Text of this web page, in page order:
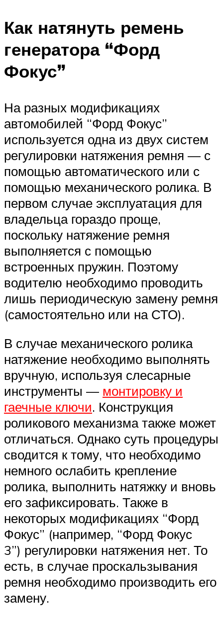
Как натянуть ремень
генератора “Форд
Фокус”
На разных модификациях
автомобилей “Форд Фокус”
используется одна из двух систем
регулировки натяжения ремня — с
помощью автоматического или с
помощью механического ролика. В
первом случае эксплуатация для
владельца гораздо проще,
поскольку натяжение ремня
выполняется с помощью
встроенных пружин. Поэтому
водителю необходимо проводить
лишь периодическую замену ремня
(самостоятельно или на СТО).
В случае механического ролика
натяжение необходимо выполнять
вручную, используя слесарные
инструменты — монтировку и
гаечные ключи. Конструкция
роликового механизма также может
отличаться. Однако суть процедуры
сводится к тому, что необходимо
немного ослабить крепление
ролика, выполнить натяжку и вновь
его зафиксировать. Также в
некоторых модификациях “Форд
Фокус” (например, “Форд Фокус
3”) регулировки натяжения нет. То
есть, в случае проскальзывания
ремня необходимо производить его
замену.